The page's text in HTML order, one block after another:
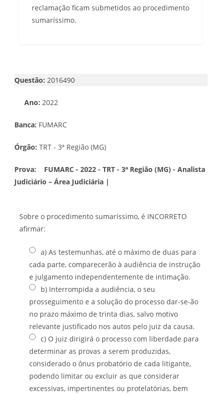
reclamação ficam submetidos ao procedimento
sumaríssimo.
Questão: 2016490
Ano: 2022
Banca: FUMARC
Órgão: TRT - 3ª Região (MG)
Prova:
FUMARC - 2022 - TRT - 3ª Região (MG) - Analista
Judiciário – Área Judiciária |
Sobre o procedimento sumaríssimo, é INCORRETO
afirmar:
a) As testemunhas, até o máximo de duas para
cada parte, comparecerão à audiência de instrução
e julgamento independentemente de intimação.
b) Interrompida a audiência, o seu
prosseguimento e a solução do processo dar-se-ão
no prazo máximo de trinta dias, salvo motivo
relevante justificado nos autos pelo juiz da causa.
c) O juiz dirigirá o processo com liberdade para
determinar as provas a serem produzidas,
considerado o ônus probatório de cada litigante,
podendo limitar ou excluir as que considerar
excessivas, impertinentes ou protelatórias, bem